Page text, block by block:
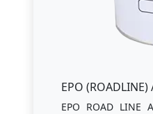
EPO (ROADLINE)
EPO ROAD